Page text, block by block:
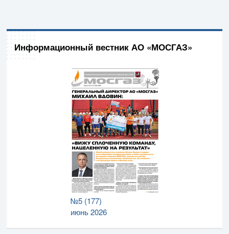
Информационный вестник АО «МОСГАЗ»
№5 (177)
июнь 2026